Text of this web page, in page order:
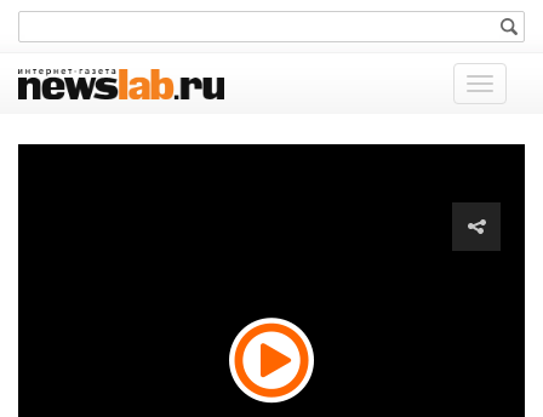
Показать
меню